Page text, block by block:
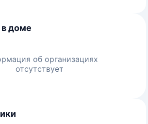
в доме
об организациях
отсутствует